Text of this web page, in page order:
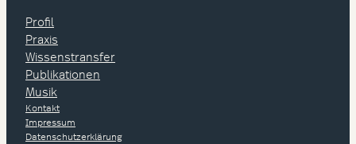
Profil
Praxis
Wissenstransfer
Publikationen
Musik
Kontakt
Impressum
Datenschutzerklärung